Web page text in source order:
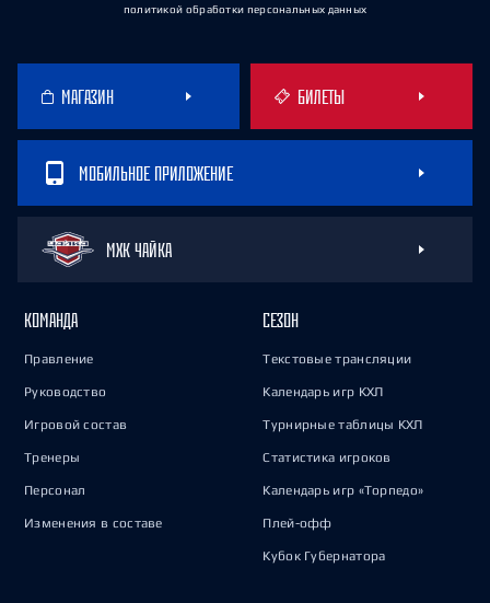
политикой обработки персональных данных
МАГАЗИН БИЛЕТЫ
МОБИЛЬНОЕ ПРИЛОЖЕНИЕ
МХК ЧАЙКА
КОМАНДА
Правление
Руководство
Игровой состав
Тренеры
Персонал
Изменения в составе
СЕЗОН
Текстовые трансляции
Календарь игр КХЛ
Турнирные таблицы КХЛ
Статистика игроков
Календарь игр «Торпедо»
Плей-офф
Кубок Губернатора